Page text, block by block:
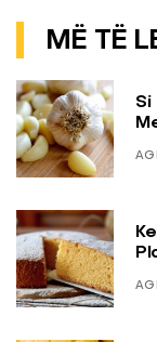
MË TË
Si